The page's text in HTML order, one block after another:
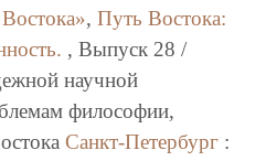
, Путь Востока:
, Выпуск 28 /
научной
философии,
Санкт-Петербург: